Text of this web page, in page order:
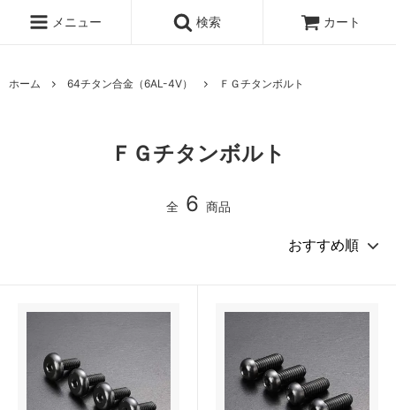
メニュー 検索 カート
ホーム 64チタン合金（6AL-4V） ＦＧチタンボルト
ＦＧチタンボルト
全 6 商品